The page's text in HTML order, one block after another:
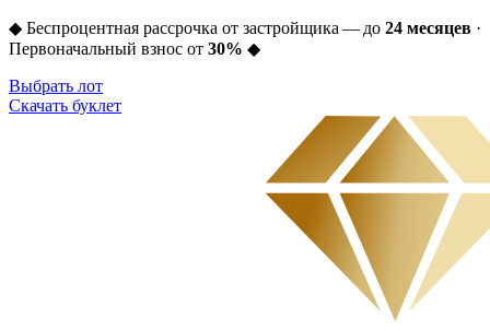
◆ Беспроцентная рассрочка от застройщика — до 24 месяцев ·
Первоначальный взнос от 30% ◆
Выбрать лот
Скачать буклет